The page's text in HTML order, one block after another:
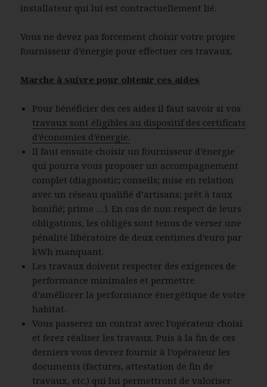
installateur qui lui est contractuellement lié.
Vous ne devez pas forcement choisir votre propre
fournisseur d’énergie pour effectuer ces travaux.
Marche à suivre pour obtenir ces aides
Pour bénéficier des ces aides il faut savoir si vos
travaux sont éligibles au dispositif des certificats
d’économies d’énergie.
Il faut ensuite choisir un fournisseur d’énergie
qui pourra vous proposer un accompagnement
complet (diagnostic; conseils; mise en relation
avec un réseau qualifié d’artisans; prêt à taux
bonifié; prime …). En cas de non respect de leurs
obligations, les obligés sont tenus de verser une
pénalité libératoire de deux centimes d’euro par
kWh manquant.
Les travaux doivent respecter des exigences de
performance minimales et permettre
d’améliorer la performance énergétique de votre
habitat.
Vous passerez un contrat avec l’opérateur choisi
et ferez réaliser les travaux. Puis à la fin de ces
derniers vous devrez fournir à l’opérateur les
documents (factures, attestation de fin de
travaux, etc.) qui lui permettront de valoriser